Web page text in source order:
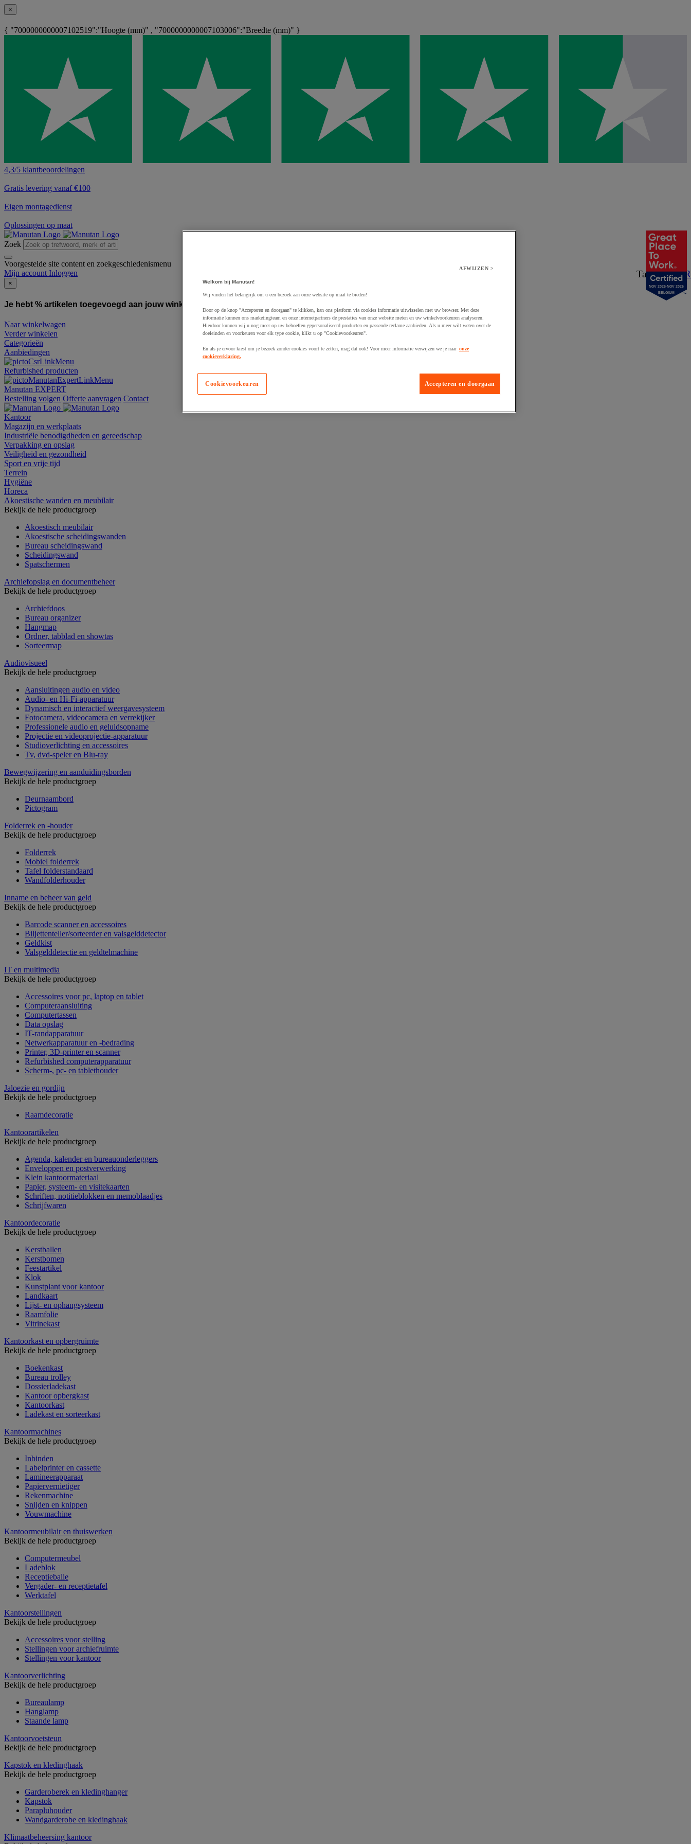
×
{ "7000000000007102519":"Hoogte (mm)" , "7000000000007103006":"Breedte (mm)" }
4,3/5 klantbeoordelingen
Gratis levering vanaf €100
Eigen montagedienst
Oplossingen op maat
Zoek
Voorgestelde site content en zoekgeschiedenismenu
Taal:NL/FR
Mijn account Inloggen
×
Je hebt % artikelen toegevoegd aan jouw winkelwagen:
Naar winkelwagen
Verder winkelen
Categorieën
Aanbiedingen
Refurbished producten
Manutan EXPERT
Bestelling volgen Offerte aanvragen Contact
Kantoor
Magazijn en werkplaats
Industriële benodigdheden en gereedschap
Verpakking en opslag
Veiligheid en gezondheid
Sport en vrije tijd
Terrein
Hygiëne
Horeca
Akoestische wanden en meubilair
Bekijk de hele productgroep
Akoestisch meubilair
Akoestische scheidingswanden
Bureau scheidingswand
Scheidingswand
Spatschermen
Archiefopslag en documentbeheer
Bekijk de hele productgroep
Archiefdoos
Bureau organizer
Hangmap
Ordner, tabblad en showtas
Sorteermap
Audiovisueel
Bekijk de hele productgroep
Aansluitingen audio en video
Audio- en Hi-Fi-apparatuur
Dynamisch en interactief weergavesysteem
Fotocamera, videocamera en verrekijker
Professionele audio en geluidsopname
Projectie en videoprojectie-apparatuur
Studioverlichting en accessoires
Tv, dvd-speler en Blu-ray
Bewegwijzering en aanduidingsborden
Bekijk de hele productgroep
Deurnaambord
Pictogram
Folderrek en -houder
Bekijk de hele productgroep
Folderrek
Mobiel folderrek
Tafel folderstandaard
Wandfolderhouder
Inname en beheer van geld
Bekijk de hele productgroep
Barcode scanner en accessoires
Biljettenteller/sorteerder en valsgelddetector
Geldkist
Valsgelddetectie en geldtelmachine
IT en multimedia
Bekijk de hele productgroep
Accessoires voor pc, laptop en tablet
Computeraansluiting
Computertassen
Data opslag
IT-randapparatuur
Netwerkapparatuur en -bedrading
Printer, 3D-printer en scanner
Refurbished computerapparatuur
Scherm-, pc- en tablethouder
Jaloezie en gordijn
Bekijk de hele productgroep
Raamdecoratie
Kantoorartikelen
Bekijk de hele productgroep
Agenda, kalender en bureauonderleggers
Enveloppen en postverwerking
Klein kantoormateriaal
Papier, systeem- en visitekaarten
Schriften, notitieblokken en memoblaadjes
Schrijfwaren
Kantoordecoratie
Bekijk de hele productgroep
Kerstballen
Kerstbomen
Feestartikel
Klok
Kunstplant voor kantoor
Landkaart
Lijst- en ophangsysteem
Raamfolie
Vitrinekast
Kantoorkast en opbergruimte
Bekijk de hele productgroep
Boekenkast
Bureau trolley
Dossierladekast
Kantoor opbergkast
Kantoorkast
Ladekast en sorteerkast
Kantoormachines
Bekijk de hele productgroep
Inbinden
Labelprinter en cassette
Lamineerapparaat
Papiervernietiger
Rekenmachine
Snijden en knippen
Vouwmachine
Kantoormeubilair en thuiswerken
Bekijk de hele productgroep
Computermeubel
Ladeblok
Receptiebalie
Vergader- en receptietafel
Werktafel
Kantoorstellingen
Bekijk de hele productgroep
Accessoires voor stelling
Stellingen voor archiefruimte
Stellingen voor kantoor
Kantoorverlichting
Bekijk de hele productgroep
Bureaulamp
Hanglamp
Staande lamp
Kantoorvoetsteun
Bekijk de hele productgroep
Kapstok en kledinghaak
Bekijk de hele productgroep
Garderoberek en kledinghanger
Kapstok
Parapluhouder
Wandgarderobe en kledinghaak
Klimaatbeheersing kantoor
NOV 2025-NOV 2026
BELGIUM
AFWIJZEN >
Welkom bij Manutan!
Wij vinden het belangrijk om u een bezoek aan onze website op maat te bieden!
Door op de knop "Accepteren en doorgaan" te klikken, kan ons platform via cookies informatie uitwisselen met uw browser. Met deze
informatie kunnen ons marketingteam en onze internetpartners de prestaties van onze website meten en uw winkelvoorkeuren analyseren.
Hierdoor kunnen wij u nog meer op uw behoeften gepersonaliseerd producten en passende reclame aanbieden. Als u meer wilt weten over de
doeleinden en voorkeuren voor elk type cookie, klikt u op "Cookievoorkeuren".
En als je ervoor kiest om je bezoek zonder cookies voort te zetten, mag dat ook! Voor meer informatie verwijzen we je naar onze
cookieverklaring.
Accepteren en doorgaan
Cookievoorkeuren